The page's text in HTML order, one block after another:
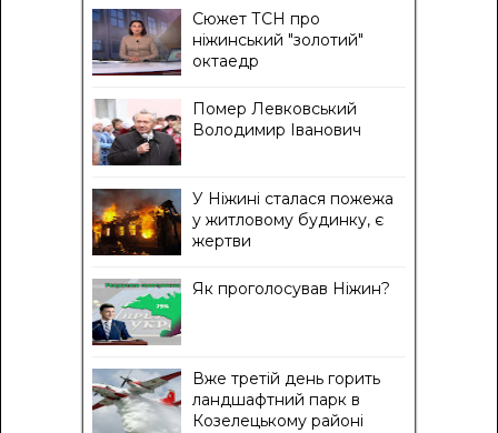
Сюжет ТСН про
ніжинський "золотий"
октаедр
Помер Левковський
Володимир Іванович
У Ніжині сталася пожежа
у житловому будинку, є
жертви
Як проголосував Ніжин?
Вже третій день горить
ландшафтний парк в
Козелецькому районі